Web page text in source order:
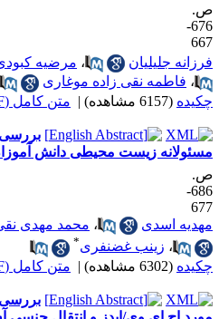
676-
جلیلیان
،مرضیه کبودی
،فاطمه نقی زاده موغاری ،
(6157 مشاهده) | متن کامل (PDF)
بررسی
زیست محیطی دانش
686-
اسدی
،محمد مهدی نقی
،زینب غضنفری
(6302 مشاهده) | متن کامل (PDF)
بررسی